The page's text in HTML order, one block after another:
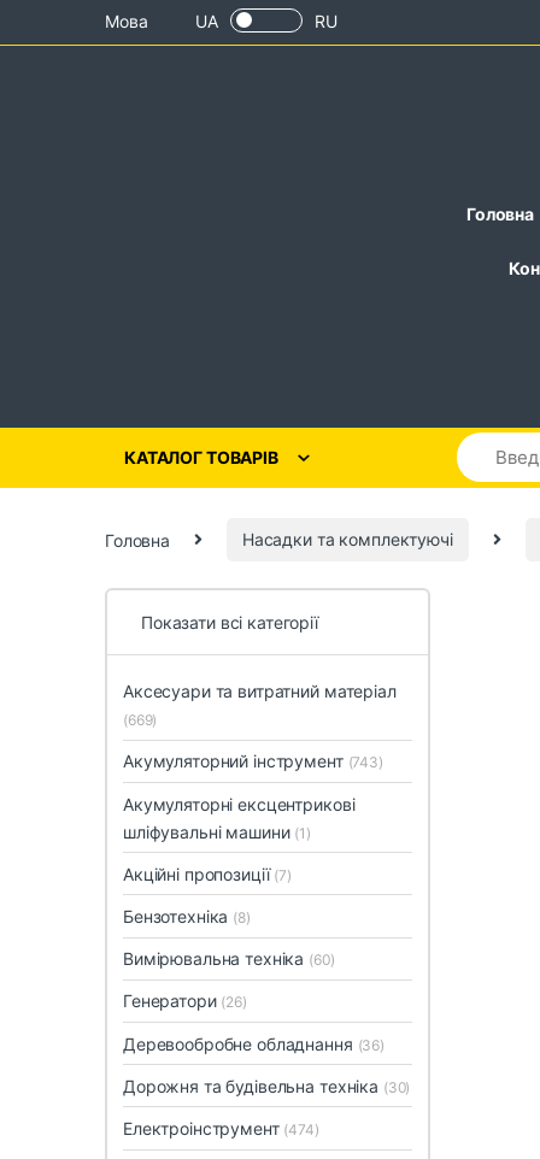
Skip to navigation
Skip to contentМова UA RU
Головна
КАТАЛОГ ТОВАРІВ
Головна Насадки та комплектуючі
Показати всі категорії
Аксесуари та витратний матеріал
(669)
Акумуляторний інструмент (743)
Акумуляторні ексцентрикові
шліфувальні машини (1)
Акційні пропозиції (7)
Бензотехніка (8)
Вимірювальна техніка (60)
Генератори (26)
Деревообробне обладнання (36)
Дорожня та будівельна техніка (30)
Електроінструмент (474)